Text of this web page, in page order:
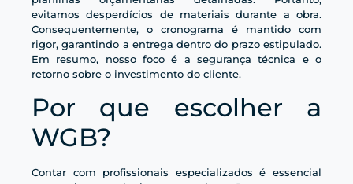
evitamos desperdícios de materiais durante a obra.
Consequentemente, o cronograma é mantido com
rigor, garantindo a entrega dentro do prazo estipulado.
Em resumo, nosso foco é a segurança técnica e o
retorno sobre o investimento do cliente.
Por que escolher a
WGB?
Contar com profissionais especializados é essencial